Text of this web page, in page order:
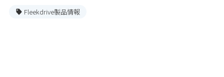
Fleekdrive製品情報